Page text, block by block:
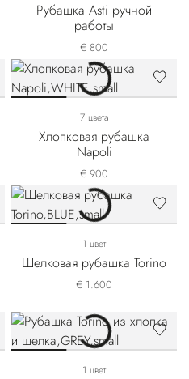
Рубашка Asti ручной
работы
€ 800
7 цвета
Хлопковая рубашка
Napoli
€ 900
1 цвет
Шелковая рубашка Torino
€ 1.600
1 цвет